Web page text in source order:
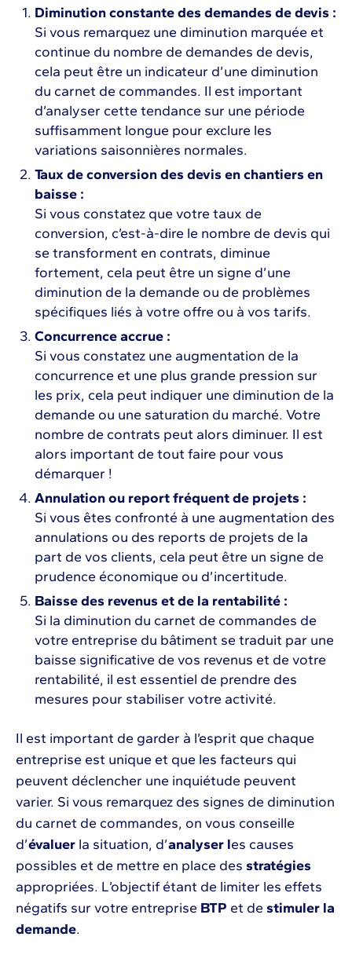
Diminution constante des demandes de devis :
Si vous remarquez une diminution marquée et
continue du nombre de demandes de devis,
cela peut être un indicateur d’une diminution
du carnet de commandes. Il est important
d’analyser cette tendance sur une période
suffisamment longue pour exclure les
variations saisonnières normales.
Taux de conversion des devis en chantiers en
baisse :
Si vous constatez que votre taux de
conversion, c’est-à-dire le nombre de devis qui
se transforment en contrats, diminue
fortement, cela peut être un signe d’une
diminution de la demande ou de problèmes
spécifiques liés à votre offre ou à vos tarifs.
Concurrence accrue :
Si vous constatez une augmentation de la
concurrence et une plus grande pression sur
les prix, cela peut indiquer une diminution de la
demande ou une saturation du marché. Votre
nombre de contrats peut alors diminuer. Il est
alors important de tout faire pour vous
démarquer !
Annulation ou report fréquent de projets :
Si vous êtes confronté à une augmentation des
annulations ou des reports de projets de la
part de vos clients, cela peut être un signe de
prudence économique ou d’incertitude.
Baisse des revenus et de la rentabilité :
Si la diminution du carnet de commandes de
votre entreprise du bâtiment se traduit par une
baisse significative de vos revenus et de votre
rentabilité, il est essentiel de prendre des
mesures pour stabiliser votre activité.
Il est important de garder à l’esprit que chaque
entreprise est unique et que les facteurs qui
peuvent déclencher une inquiétude peuvent
varier. Si vous remarquez des signes de diminution
du carnet de commandes, on vous conseille
d’évaluer la situation, d’analyser les causes
possibles et de mettre en place des stratégies
appropriées. L’objectif étant de limiter les effets
négatifs sur votre entreprise BTP et de stimuler la
demande.